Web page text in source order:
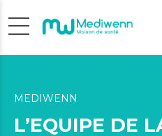
MEDIWENN
L’EQUIPE DE